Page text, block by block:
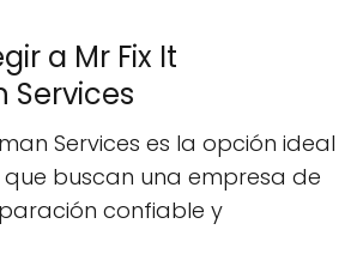
a Mr Fix It
Services
Services es la opción ideal
buscan una empresa de
confiable y